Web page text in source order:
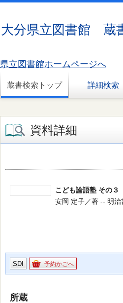
大分県立図書館 蔵
県立図書館ホームページへ
蔵書検索トップ 詳細検索
資料詳細
こども論語塾 その３
安岡 定子／著 -- 明
SDI 予約かごへ
所蔵